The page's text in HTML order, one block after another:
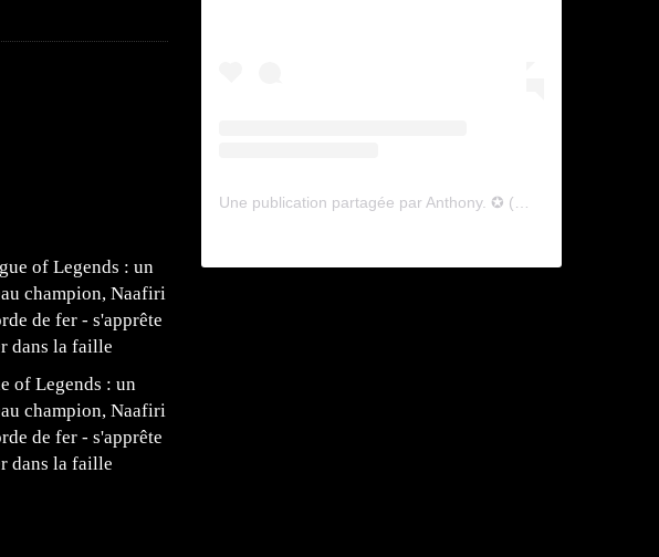
of Legends : un
champion, Naafiri
de fer - s'apprête
dans la faille
Une publication partagée par Anthony. ✪ (@lyagamii)